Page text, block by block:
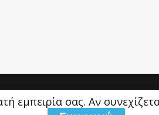
εμπειρία σας. Αν